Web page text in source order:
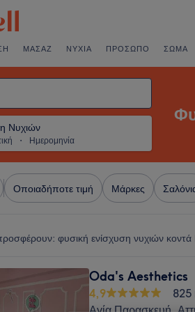
ΜΑΣΆΖ ΝΎΧΙΑ ΠΡΌΣΩΠΟ ΣΏΜΑ
Νυχιών
・ Ημερομηνία
Οποιαδήποτε τιμή Μάρκες
φυσική ενίσχυση νυχιών κοντά
Oda's Aesthetics
4,9
825